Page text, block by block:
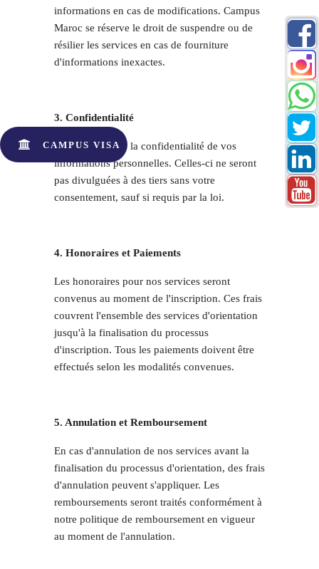
informations en cas de modifications. Campus
Maroc se réserve le droit de suspendre ou de
résilier les services en cas de fourniture
d'informations inexactes.
3. Confidentialité
Nous respectons la confidentialité de vos
informations personnelles. Celles-ci ne seront
pas divulguées à des tiers sans votre
consentement, sauf si requis par la loi.
4. Honoraires et Paiements
Les honoraires pour nos services seront
convenus au moment de l'inscription. Ces frais
couvrent l'ensemble des services d'orientation
jusqu'à la finalisation du processus
d'inscription. Tous les paiements doivent être
effectués selon les modalités convenues.
5. Annulation et Remboursement
En cas d'annulation de nos services avant la
finalisation du processus d'orientation, des frais
d'annulation peuvent s'appliquer. Les
remboursements seront traités conformément à
notre politique de remboursement en vigueur
au moment de l'annulation.
CAMPUS VISA